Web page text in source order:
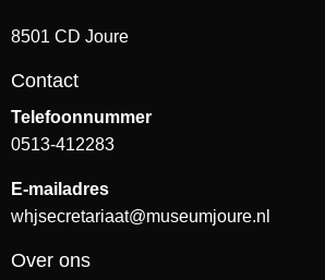
8501 CD Joure
Contact
Telefoonnummer
0513-412283
E-mailadres
whjsecretariaat@museumjoure.nl
Over ons